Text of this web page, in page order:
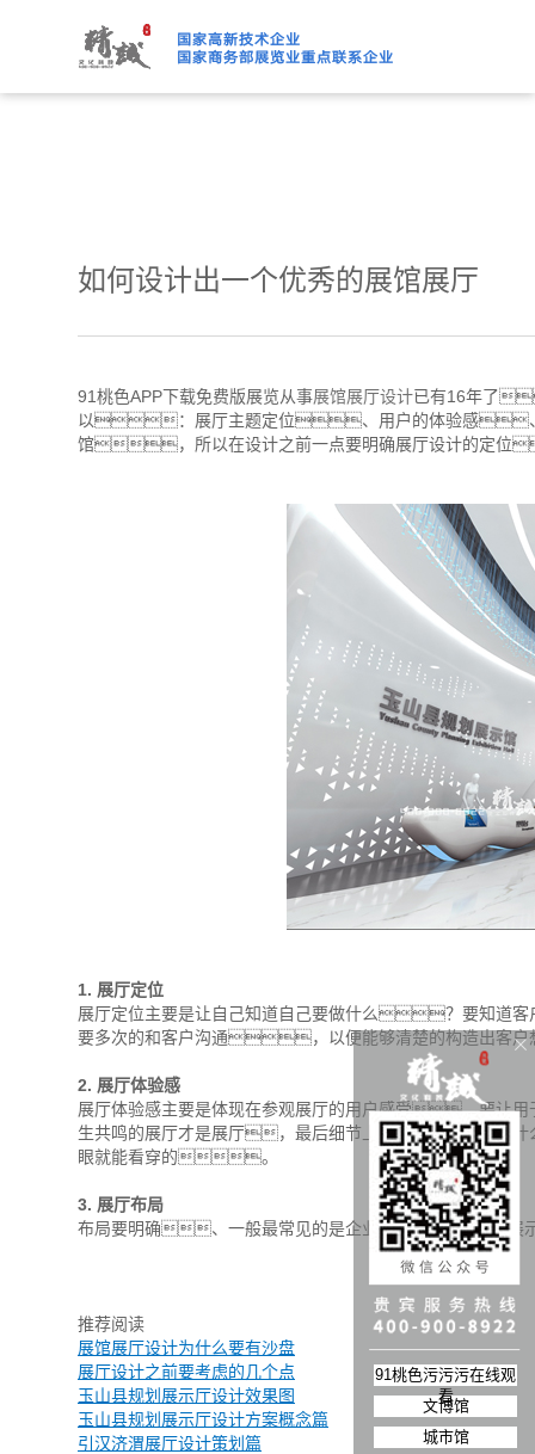
91桃色APP下载免费版,91
如何设计出一个优秀的展馆展厅
91桃色APP下载免费版展览从事展馆展厅设计已有16年了
以：展厅主题定位、用户的体验感、以
馆，所以在设计之前一点要明确展厅设计的定
1. 展厅定位
展厅定位主要是让自己知道自己要做什么？要知
要多次的和客户沟通，以便能够清楚的构造出客
2. 展厅体验感
展厅体验感主要是体现在参观展厅的用户感受，要让
生共鸣的展厅才是展厅，最后细节上的设计，为什
眼就能看穿的。
3. 展厅布局
布局要明确、一般最常见的是企业文化-荣誉厅-产品
推荐阅读
展馆展厅设计为什么要有沙盘
展厅设计之前要考虑的几个点
玉山县规划展示厅设计效果图
玉山县规划展示厅设计方案概念篇
引汉济渭展厅设计策划篇
91桃色污污污在线观
看
文博馆
城市馆